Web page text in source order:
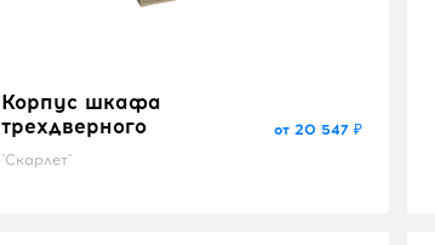
Корпус шкафа
трехдверного
"Скарлет"
от 20 547 ₽